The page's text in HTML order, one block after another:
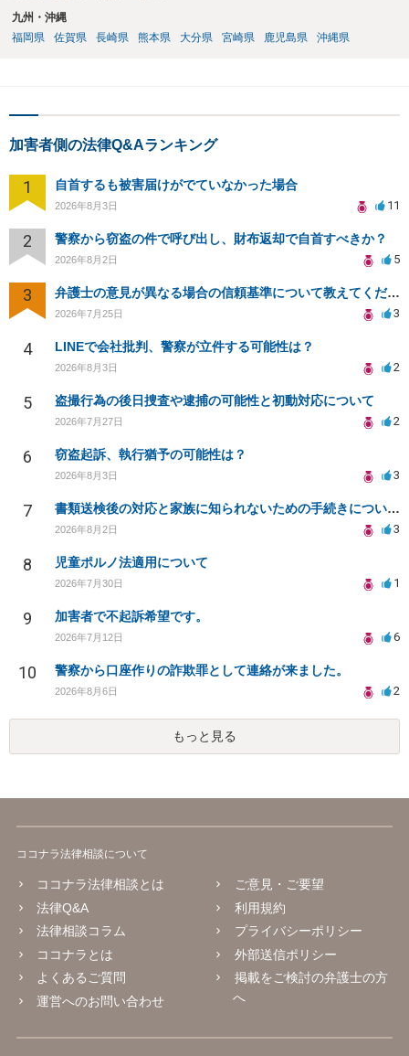
九州・沖縄
福岡県
佐賀県 長崎県 熊本県 大分県 宮崎県 鹿児島県 沖縄県
加害者側の法律Q&Aランキング
1 自首するも被害届けがでていなかった場合
2026年8月3日 11
2 警察から窃盗の件で呼び出し、財布返却で自首すべきか？
2026年8月2日 5
3 弁護士の意見が異なる場合の信頼基準について教えてください
2026年7月25日 3
4 LINEで会社批判、警察が立件する可能性は？
2026年8月3日 2
5 盗撮行為の後日捜査や逮捕の可能性と初動対応について
2026年7月27日 2
6 窃盗起訴、執行猶予の可能性は？
2026年8月3日 3
7 書類送検後の対応と家族に知られないための手続きについて相談
2026年8月2日 3
8 児童ポルノ法適用について
2026年7月30日 1
9 加害者で不起訴希望です。
2026年7月12日 6
10 警察から口座作りの詐欺罪として連絡が来ました。
2026年8月6日 2
もっと見る
ココナラ法律相談について
ココナラ法律相談とは
法律Q&A
法律相談コラム
ココナラとは
よくあるご質問
運営へのお問い合わせ
ご意見・ご要望
利用規約
プライバシーポリシー
外部送信ポリシー
掲載をご検討の弁護士の方
へ